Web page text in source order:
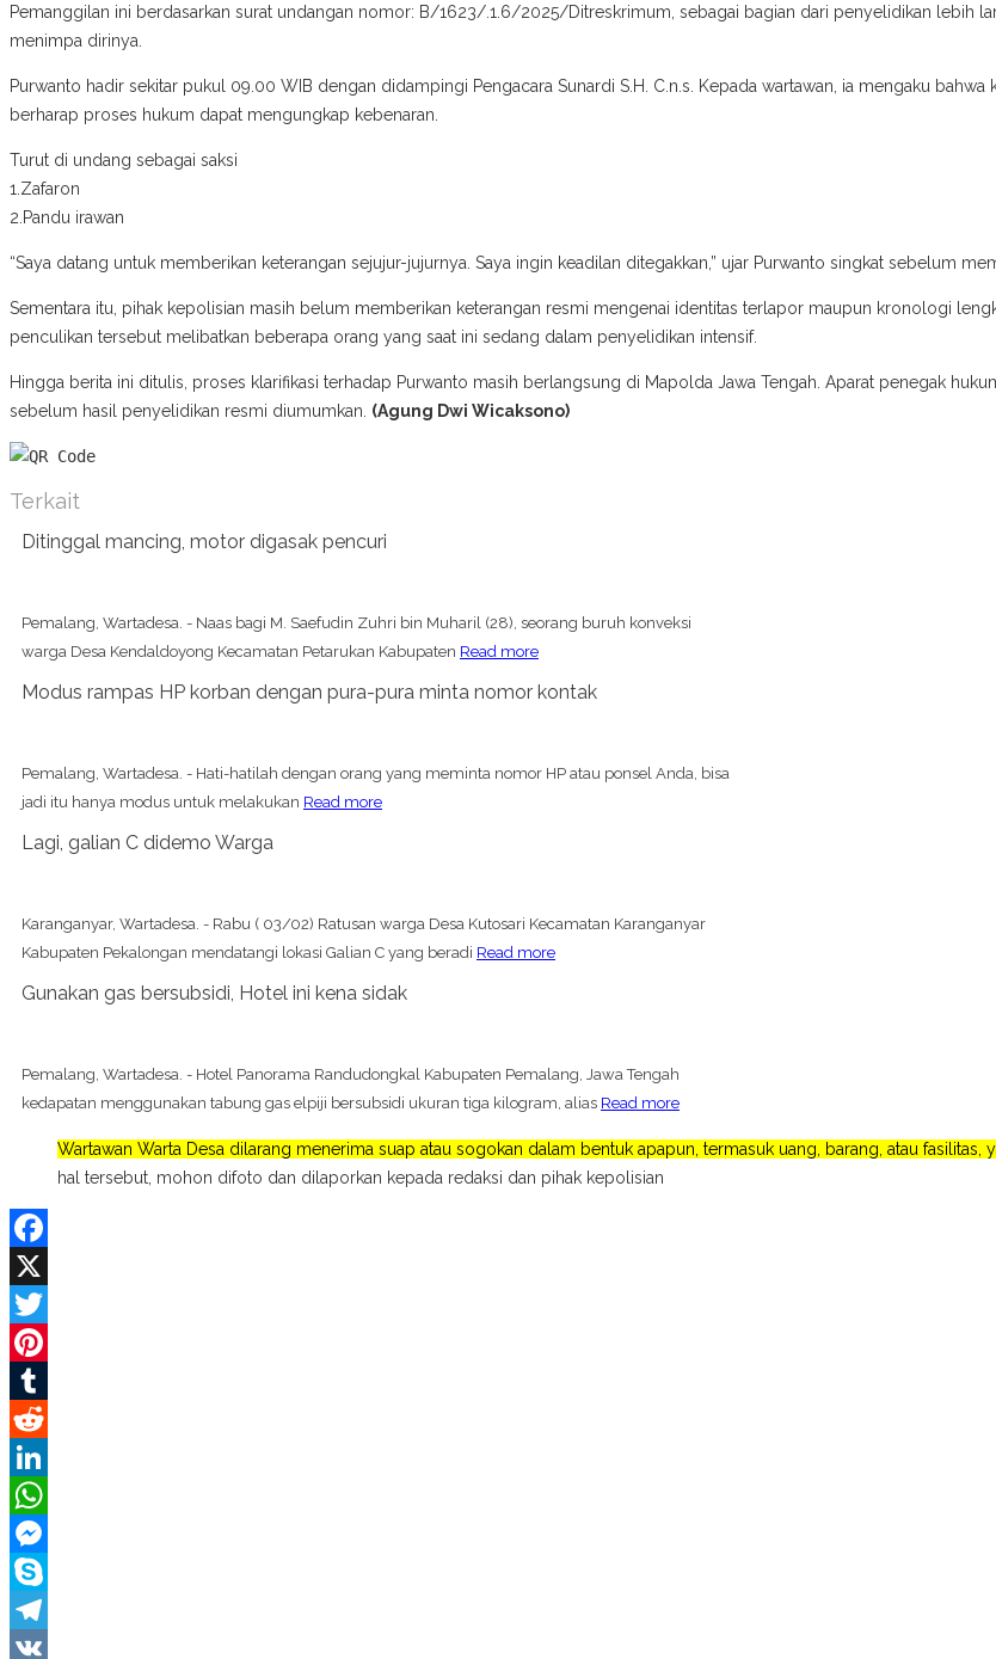
Pemanggilan ini berdasarkan surat undangan nomor: B/1623/.1.6/2025/Ditreskrimum, sebagai bagian dari penyelidikan lebih
menimpa dirinya.
Purwanto hadir sekitar pukul 09.00 WIB dengan didampingi Pengacara Sunardi S.H. C.n.s. Kepada wartawan, ia mengaku
berharap proses hukum dapat mengungkap kebenaran.
Turut di undang sebagai saksi
1.Zafaron
2.Pandu irawan
“Saya datang untuk memberikan keterangan sejujur-jujurnya. Saya ingin keadilan ditegakkan,” ujar Purwanto singkat sebelum
Sementara itu, pihak kepolisian masih belum memberikan keterangan resmi mengenai identitas terlapor maupun kronologi
penculikan tersebut melibatkan beberapa orang yang saat ini sedang dalam penyelidikan intensif.
Hingga berita ini ditulis, proses klarifikasi terhadap Purwanto masih berlangsung di Mapolda Jawa Tengah. Aparat penegak
sebelum hasil penyelidikan resmi diumumkan. (Agung Dwi Wicaksono)
Terkait
Ditinggal mancing, motor digasak pencuri
Pemalang, Wartadesa. - Naas bagi M. Saefudin Zuhri bin Muharil (28), seorang buruh konveksi
warga Desa Kendaldoyong Kecamatan Petarukan Kabupaten Read more
Modus rampas HP korban dengan pura-pura minta nomor kontak
Pemalang, Wartadesa. - Hati-hatilah dengan orang yang meminta nomor HP atau ponsel Anda, bisa
jadi itu hanya modus untuk melakukan Read more
Lagi, galian C didemo Warga
Karanganyar, Wartadesa. - Rabu ( 03/02) Ratusan warga Desa Kutosari Kecamatan Karanganyar
Kabupaten Pekalongan mendatangi lokasi Galian C yang beradi Read more
Gunakan gas bersubsidi, Hotel ini kena sidak
Pemalang, Wartadesa. - Hotel Panorama Randudongkal Kabupaten Pemalang, Jawa Tengah
kedapatan menggunakan tabung gas elpiji bersubsidi ukuran tiga kilogram, alias Read more
Wartawan Warta Desa dilarang menerima suap atau sogokan dalam bentuk apapun, termasuk uang, barang, atau
hal tersebut, mohon difoto dan dilaporkan kepada redaksi dan pihak kepolisian
Facebook
X
Twitter
Pinterest
Tumblr
Reddit
LinkedIn
WhatsApp
Messenger
Skype
Telegram